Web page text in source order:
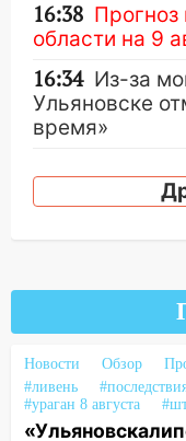
16:38 Прогноз
области на 9
16:34 Из-за
Ульяновске
время»
Ульяновской
тысяч
после шторма:
затопленные
14:28 Ураган
Новости Обзор
#ливень
#ураган 8 августа